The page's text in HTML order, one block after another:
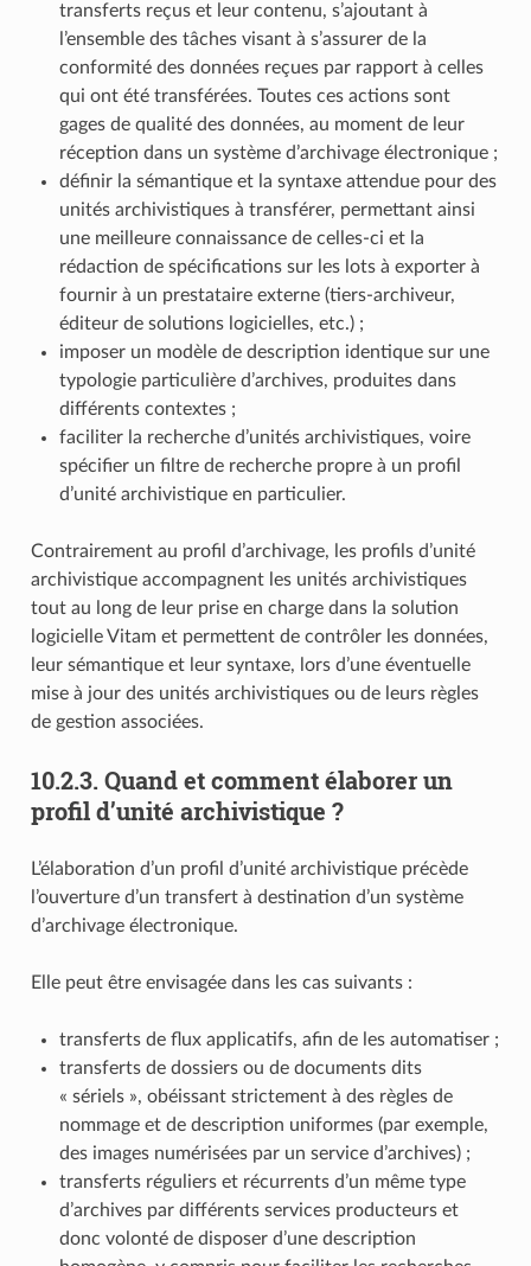
transferts reçus et leur contenu, s’ajoutant à
l’ensemble des tâches visant à s’assurer de la
conformité des données reçues par rapport à celles
qui ont été transférées. Toutes ces actions sont
gages de qualité des données, au moment de leur
réception dans un système d’archivage électronique ;
définir la sémantique et la syntaxe attendue pour des
unités archivistiques à transférer, permettant ainsi
une meilleure connaissance de celles-ci et la
rédaction de spécifications sur les lots à exporter à
fournir à un prestataire externe (tiers-archiveur,
éditeur de solutions logicielles, etc.) ;
imposer un modèle de description identique sur une
typologie particulière d’archives, produites dans
différents contextes ;
faciliter la recherche d’unités archivistiques, voire
spécifier un filtre de recherche propre à un profil
d’unité archivistique en particulier.
Contrairement au profil d’archivage, les profils d’unité
archivistique accompagnent les unités archivistiques
tout au long de leur prise en charge dans la solution
logicielle Vitam et permettent de contrôler les données,
leur sémantique et leur syntaxe, lors d’une éventuelle
mise à jour des unités archivistiques ou de leurs règles
de gestion associées.
10.2.3. Quand et comment élaborer un
profil d’unité archivistique ?
L’élaboration d’un profil d’unité archivistique précède
l’ouverture d’un transfert à destination d’un système
d’archivage électronique.
Elle peut être envisagée dans les cas suivants :
transferts de flux applicatifs, afin de les automatiser ;
transferts de dossiers ou de documents dits
« sériels », obéissant strictement à des règles de
nommage et de description uniformes (par exemple,
des images numérisées par un service d’archives) ;
transferts réguliers et récurrents d’un même type
d’archives par différents services producteurs et
donc volonté de disposer d’une description